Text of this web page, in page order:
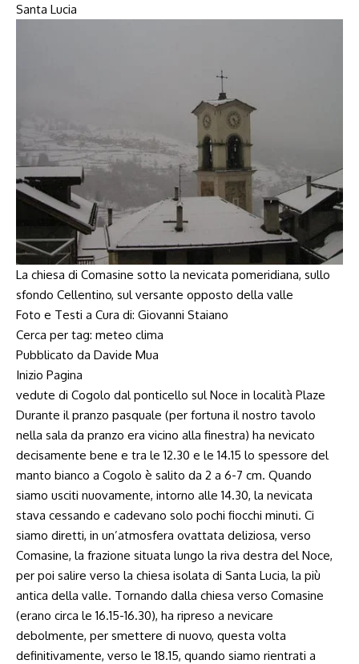
Santa Lucia
La chiesa di Comasine sotto la nevicata pomeridiana, sullo
sfondo Cellentino, sul versante opposto della valle
Foto e Testi a Cura di: Giovanni Staiano
Cerca per tag: meteo clima
Pubblicato da Davide Mua
Inizio Pagina
vedute di Cogolo dal ponticello sul Noce in località Plaze
Durante il pranzo pasquale (per fortuna il nostro tavolo
nella sala da pranzo era vicino alla finestra) ha nevicato
decisamente bene e tra le 12.30 e le 14.15 lo spessore del
manto bianco a Cogolo è salito da 2 a 6-7 cm. Quando
siamo usciti nuovamente, intorno alle 14.30, la nevicata
stava cessando e cadevano solo pochi fiocchi minuti. Ci
siamo diretti, in un’atmosfera ovattata deliziosa, verso
Comasine, la frazione situata lungo la riva destra del Noce,
per poi salire verso la chiesa isolata di Santa Lucia, la più
antica della valle. Tornando dalla chiesa verso Comasine
(erano circa le 16.15-16.30), ha ripreso a nevicare
debolmente, per smettere di nuovo, questa volta
definitivamente, verso le 18.15, quando siamo rientrati a